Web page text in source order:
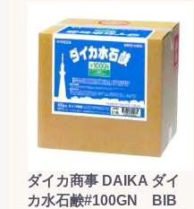
ダイカ商事 DAIKA ダイ
カ水石鹸#100GN BIB